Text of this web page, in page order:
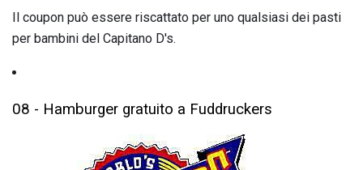
Il coupon può essere riscattato per uno qualsiasi dei pasti
per bambini del Capitano D's.
08 - Hamburger gratuito a Fuddruckers